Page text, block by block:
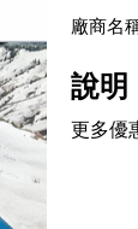
廠商名
說明
更多優